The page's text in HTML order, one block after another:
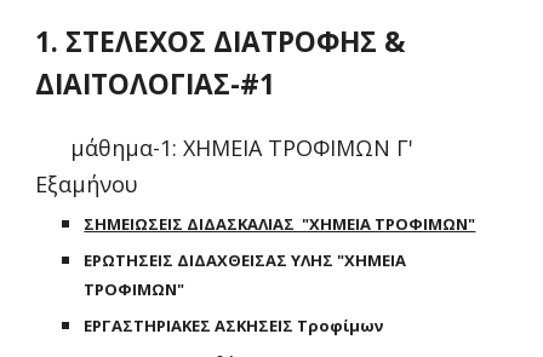
1. ΣΤΕΛΕΧΟΣ ΔΙΑΤΡΟΦΗΣ &
ΔΙΑΙΤΟΛΟΓΙΑΣ-#1
μάθημα-1: ΧΗΜΕΙΑ ΤΡΟΦΙΜΩΝ Γ'
Εξαμήνου
ΣΗΜΕΙΩΣΕΙΣ ΔΙΔΑΣΚΑΛΙΑΣ "ΧΗΜΕΙΑ ΤΡΟΦΙΜΩΝ"
ΕΡΩΤΗΣΕΙΣ ΔΙΔΑΧΘΕΙΣΑΣ ΥΛΗΣ "ΧΗΜΕΙΑ
ΤΡΟΦΙΜΩΝ"
ΕΡΓΑΣΤΗΡΙΑΚΕΣ ΑΣΚΗΣΕΙΣ Τροφίμων